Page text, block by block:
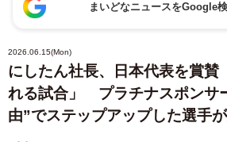
まいどなニュースをGoogle
2026.06.15(Mon)
にしたん社長、日本代表を賞賛
れる試合」 プラチナスポンサ
由”でステップアップした選手